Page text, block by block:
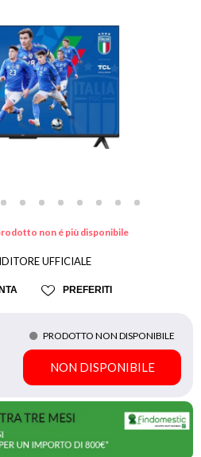
non é più disponibile
UFFICIALE
PREFERITI
PRODOTTO NON DISPONIBILE
NON DISPONIBILE